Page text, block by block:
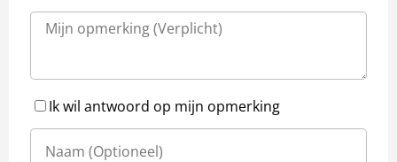
Ik wil antwoord op mijn opmerking